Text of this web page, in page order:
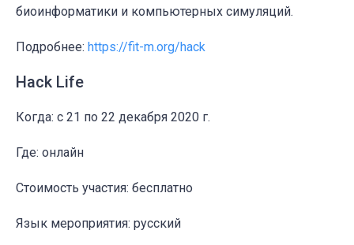
биоинформатики и компьютерных симуляций.
Подробнее: https://fit-m.org/hack
Hack Life
Когда: c 21 по 22 декабря 2020 г.
Где: онлайн
Стоимость участия: бесплатно
Язык мероприятия: русский